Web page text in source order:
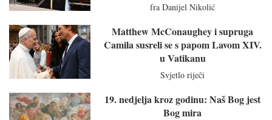
fra Danijel Nikolić
Matthew McConaughey i supruga
Camila susreli se s papom Lavom XIV.
u Vatikanu
Svjetlo riječi
19. nedjelja kroz godinu: Naš Bog jest
Bog mira